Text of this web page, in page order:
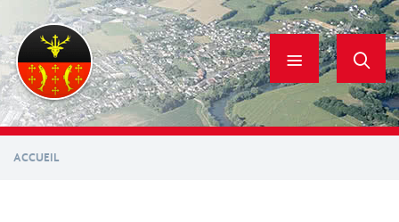
contenu
principal
ACCUEIL